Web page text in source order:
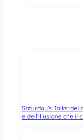
Saturday’s Talks: del
e dell’illusione che il